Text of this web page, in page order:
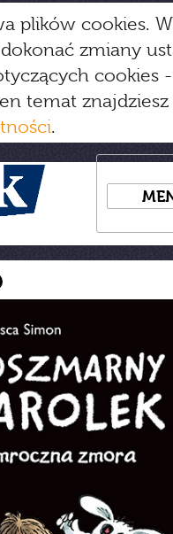
plików cookies.
zmiany
cookies
temat
.